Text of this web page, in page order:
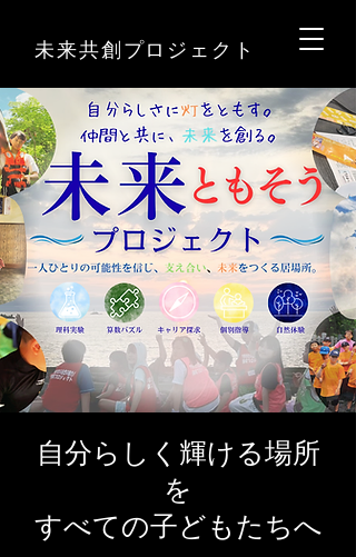
未来共創プロジェクト
自分らしく輝ける場所
を
すべての子どもたちへ